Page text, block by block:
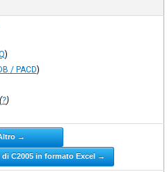
)
/ PACD)
?)
→
C2005 in formato Excel →